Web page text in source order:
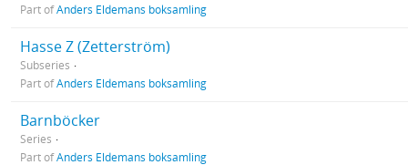
Part ofAnders Eldemans boksamling
Hasse Z (Zetterström)
Subseries
Part ofAnders Eldemans boksamling
Barnböcker
Series
Part ofAnders Eldemans boksamling